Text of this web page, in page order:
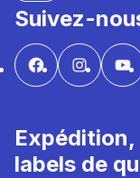
Suivez-
labels de